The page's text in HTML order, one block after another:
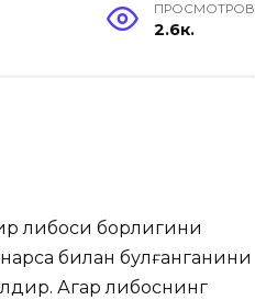
ПРОСМОТРОВ
2.6к.
либоси борлигини
билан булғанганини
Агар либоснинг